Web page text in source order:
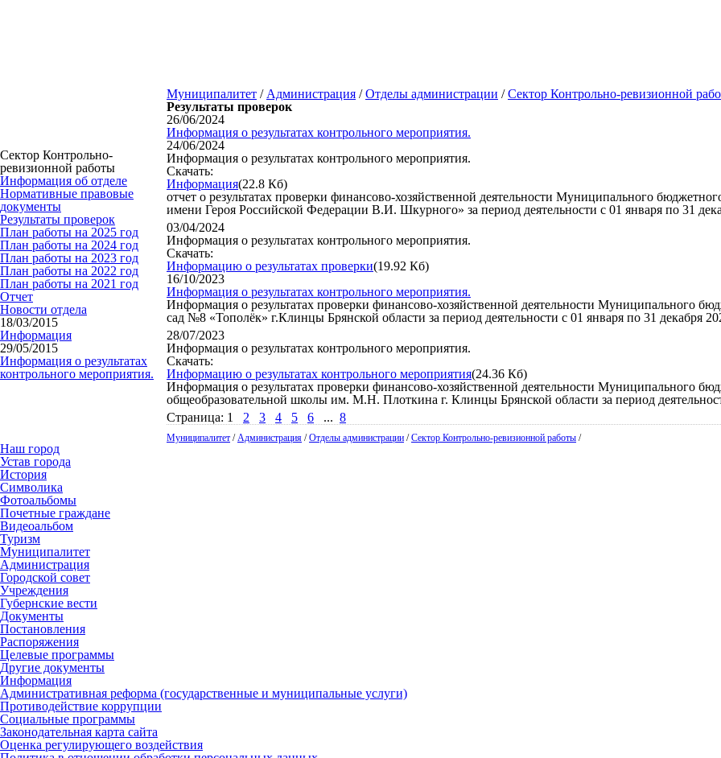
Сектор Контрольно-
ревизионной работы
Информация об отделе
Нормативные правовые
документы
Результаты проверок
План работы на 2025 год
План работы на 2024 год
План работы на 2023 год
План работы на 2022 год
План работы на 2021 год
Отчет
Новости отдела
18/03/2015
Информация
29/05/2015
Информация о результатах
контрольного мероприятия.
Муниципалитет / Администрация /Отделы администрации /Сектор Контрольно-ревизионной
Результаты проверок
26/06/2024
Информация о результатах контрольного мероприятия.
24/06/2024
Информация о результатах контрольного мероприятия.
Скачать:
Информация(22.8 Кб)
отчет о результатах проверки финансово-хозяйственной деятельности Муниципального
имени Героя Российской Федерации В.И. Шкурного» за период деятельности с 01 января по 31
03/04/2024
Информация о результатах контрольного мероприятия.
Скачать:
Информацию о результатах проверки(19.92 Кб)
16/10/2023
Информация о результатах контрольного мероприятия.
Информация о результатах проверки финансово-хозяйственной деятельности Муниципального
сад №8 «Тополёк» г.Клинцы Брянской области за период деятельности с 01 января по 31 декабря
28/07/2023
Информация о результатах контрольного мероприятия.
Скачать:
Информацию о результатах контрольного мероприятия(24.36 Кб)
Информация о результатах проверки финансово-хозяйственной деятельности Муниципального
общеобразовательной школы им. М.Н. Плоткина г. Клинцы Брянской области за период
Страница: 1 2 3 4 5 6 ... 8
Муниципалитет /Администрация /Отделы администрации /Сектор Контрольно-ревизионной работы /
Наш город
Устав города
История
Символика
Фотоальбомы
Почетные граждане
Видеоальбом
Туризм
Муниципалитет
Администрация
Городской совет
Учреждения
Губернские вести
Документы
Постановления
Распоряжения
Целевые программы
Другие документы
Информация
Административная реформа (государственные и муниципальные услуги)
Противодействие коррупции
Социальные программы
Законодательная карта сайта
Оценка регулирующего воздействия